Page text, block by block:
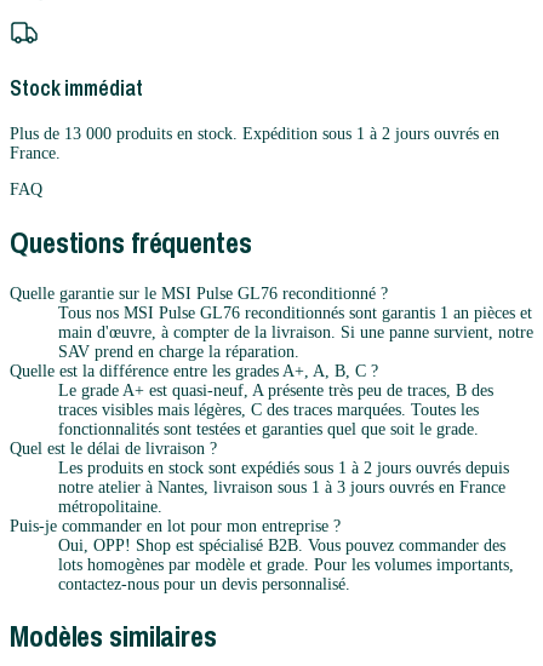
Stock immédiat
Plus de 13 000 produits en stock. Expédition sous 1 à 2 jours ouvrés en
France.
FAQ
Questions fréquentes
Quelle garantie sur le MSI Pulse GL76 reconditionné ?
Tous nos MSI Pulse GL76 reconditionnés sont garantis 1 an pièces et
main d'œuvre, à compter de la livraison. Si une panne survient, notre
SAV prend en charge la réparation.
Quelle est la différence entre les grades A+, A, B, C ?
Le grade A+ est quasi-neuf, A présente très peu de traces, B des
traces visibles mais légères, C des traces marquées. Toutes les
fonctionnalités sont testées et garanties quel que soit le grade.
Quel est le délai de livraison ?
Les produits en stock sont expédiés sous 1 à 2 jours ouvrés depuis
notre atelier à Nantes, livraison sous 1 à 3 jours ouvrés en France
métropolitaine.
Puis-je commander en lot pour mon entreprise ?
Oui, OPP! Shop est spécialisé B2B. Vous pouvez commander des
lots homogènes par modèle et grade. Pour les volumes importants,
contactez-nous pour un devis personnalisé.
Modèles similaires